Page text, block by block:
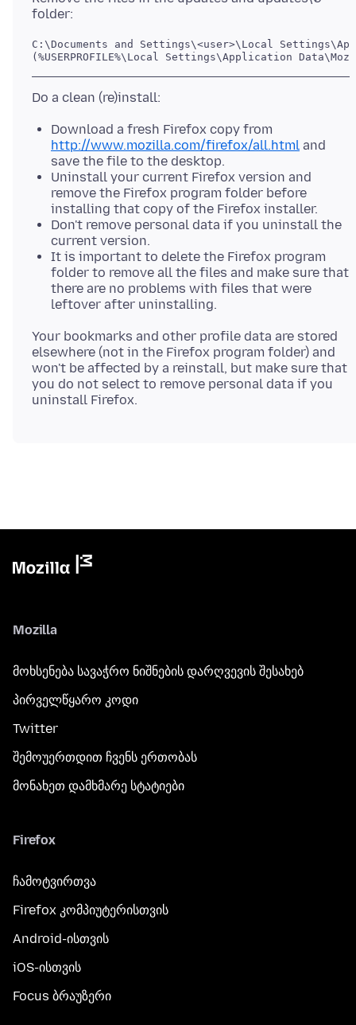
C:\Documents and Settings\<user>\Local
Download a fresh Firefox copy from
http://www.mozilla.com/firefox/all.html and
save the file to the desktop.
Uninstall your current Firefox version and
remove the Firefox program folder before
installing that copy of the Firefox installer.
Don't remove personal data if you uninstall the
current version.
It is important to delete the Firefox program
folder to remove all the files and make sure that
there are no problems with files that were
leftover after uninstalling.
Your bookmarks and other profile data are stored
elsewhere (not in the Firefox program folder) and
won't be affected by a reinstall, but make sure that
you do not select to remove personal data if you
Mozilla
მოხსენება სავაჭრო ნიშნების დარღვევის შესახებ
პირველწყარო კოდი
Twitter
შემოუერთდით ჩვენს ერთობას
მონახეთ დამხმარე სტატიები
Firefox
ჩამოტვირთვა
Firefox კომპიუტერისთვის
Android-ისთვის
iOS-ისთვის
Focus ბრაუზერი